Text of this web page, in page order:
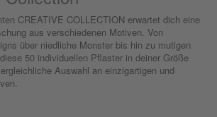
CREATIVE COLLECTION erwartet dich eine
aus verschiedenen Motiven. Von
über niedliche Monster bis hin zu mutigen
50 individuellen Pflaster in deiner Größe
Auswahl an einzigartigen und